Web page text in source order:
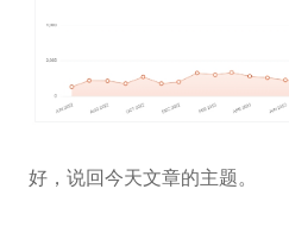
好，说回今天文章的主题。